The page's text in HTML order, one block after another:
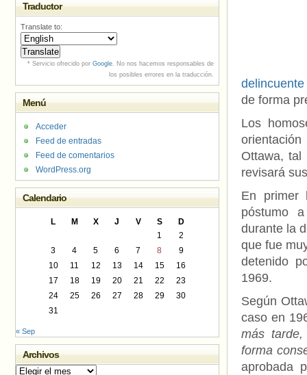
de forma
Los
Ottawa,
revisará
En primer
póstumo
durante la
que fue
detenido
1969.
Según
caso en
más
forma
aprobada
Traductor
Translate to:
* Servicio ofrecido por Google. No nos hacemos responsables de
los posibles errores en la traducción.
Menú
Acceder
Feed de entradas
Feed de comentarios
WordPress.org
Calendario
L M X J V S
D
1
2
3
4 5 6 7 8
9
10
11 12 13 14 15
16
17
18 19 20 21 22
23
24
25 26 27 28 29
30
31
« Sep
Archivos
Archivos